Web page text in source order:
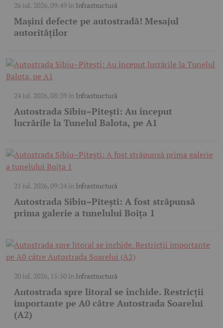
26 iul. 2026, 09:49în Infrastructură
Mașini defecte pe autostradă! Mesajul
autorităților
24 iul. 2026, 08:39în Infrastructură
Autostrada Sibiu–Pitești: Au început
lucrările la Tunelul Balota, pe A1
21 iul. 2026, 09:24în Infrastructură
Autostrada Sibiu–Pitești: A fost străpunsă
prima galerie a tunelului Boița 1
20 iul. 2026, 15:50în Infrastructură
Autostrada spre litoral se închide. Restricții
importante pe A0 către Autostrada Soarelui
(A2)